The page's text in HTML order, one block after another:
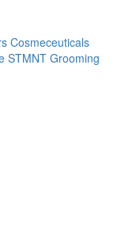
Cosmeceuticals
STMNT Grooming